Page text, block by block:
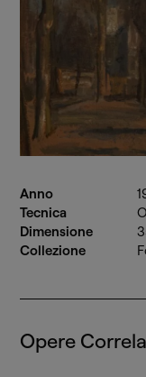
Anno
Tecnica
Dimensione
Collezione
Opere